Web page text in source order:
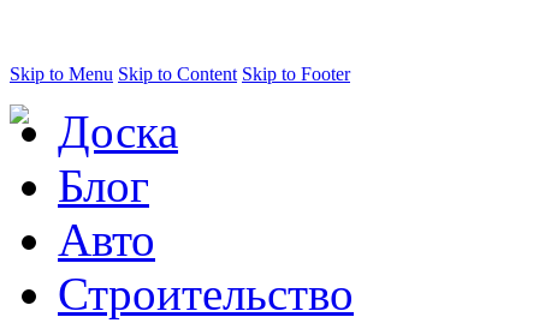
Skip to Menu Skip to Content Skip to Footer
Доска
Блог
Авто
Строительство